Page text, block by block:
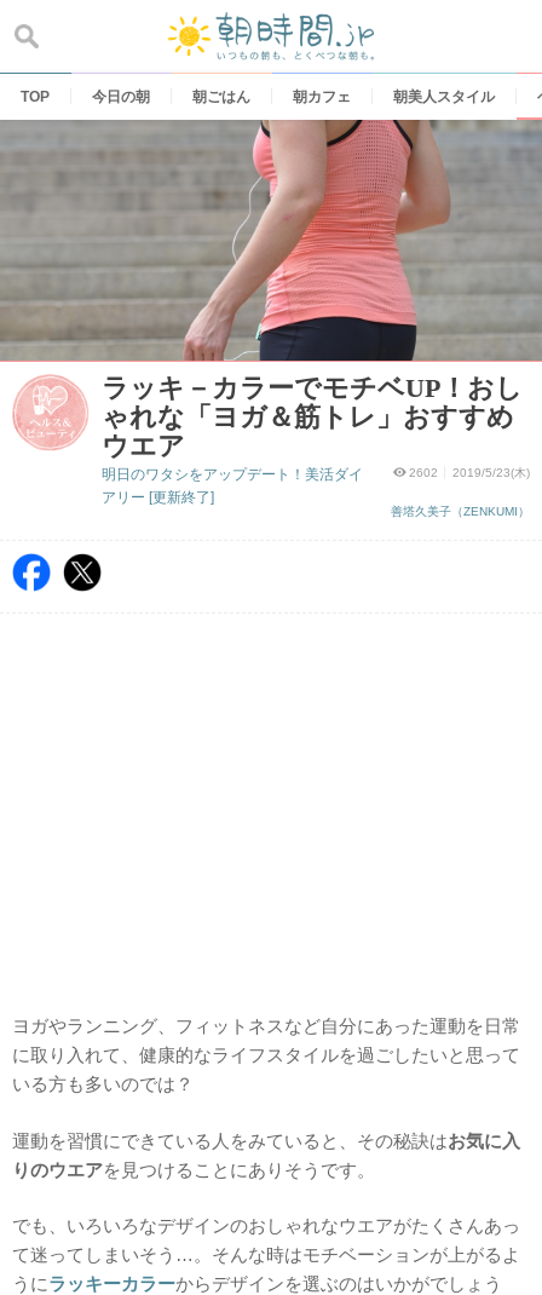
content
TOP 今日の朝 朝ごはん 朝カフェ 朝美人スタイル
ラッキ－カラーでモチベUP！おし
ゃれな「ヨガ＆筋トレ」おすすめ
ウエア
2602 2019/5/23(木)
善塔久美子（ZENKUMI）
明日のワタシをアップデート！美活ダイ
アリー [更新終了]
ヨガやランニング、フィットネスなど自分にあった運動を日常
に取り入れて、健康的なライフスタイルを過ごしたいと思って
いる方も多いのでは？
運動を習慣にできている人をみていると、その秘訣はお気に入
りのウエアを見つけることにありそうです。
でも、いろいろなデザインのおしゃれなウエアがたくさんあっ
て迷ってしまいそう…。そんな時はモチベーションが上がるよ
うにラッキーカラーからデザインを選ぶのはいかがでしょう